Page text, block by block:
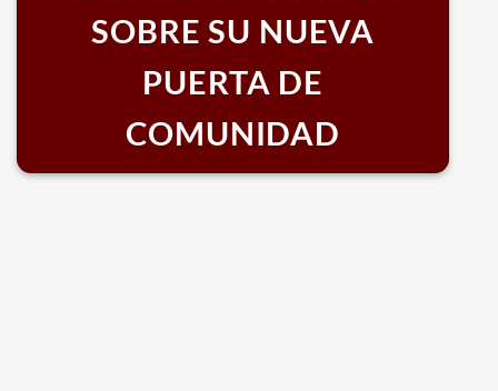
SOBRE SU NUEVA
PUERTA DE
COMUNIDAD